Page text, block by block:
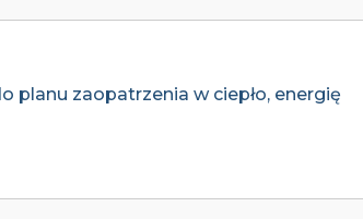
planu zaopatrzenia w ciepło, energię